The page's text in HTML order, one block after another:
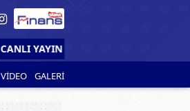
CANLI YAYIN
VİDEO GALERİ